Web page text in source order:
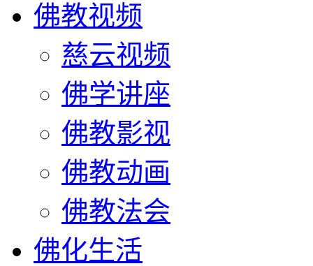
佛教视频
慈云视频
佛学讲座
佛教影视
佛教动画
佛教法会
佛化生活